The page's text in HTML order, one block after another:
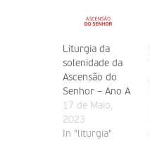
Liturgia da
solenidade da
Ascensão do
Senhor – Ano A
17 de Maio,
2023
In "liturgia"